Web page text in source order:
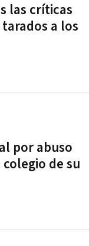
las críticas
a los
por abuso
de su